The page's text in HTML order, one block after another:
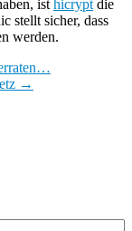
ist hicrypt die
stellt sicher, dass
werden.
→